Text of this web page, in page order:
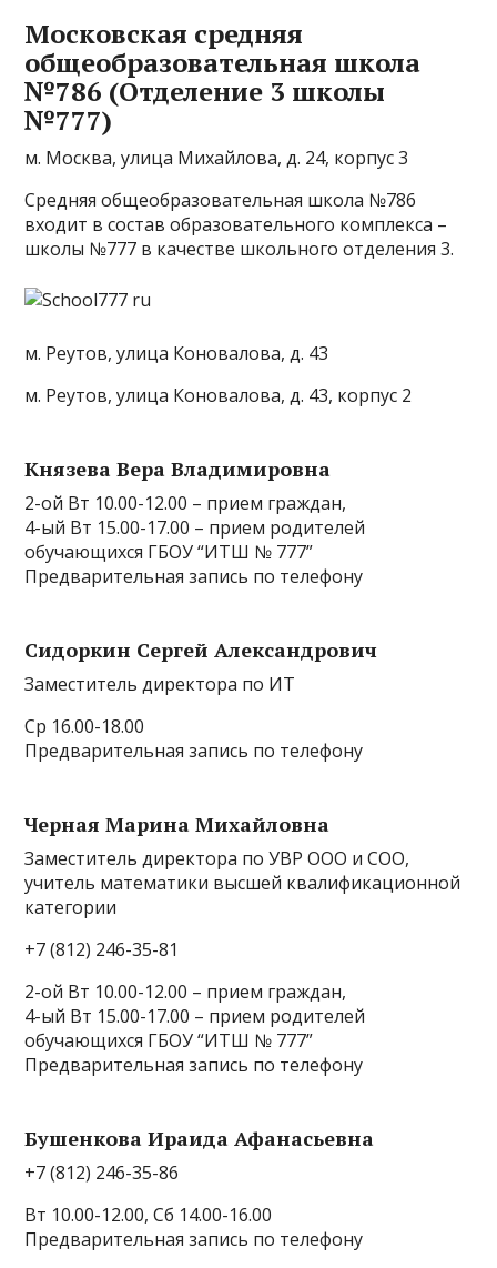
Московская средняя
общеобразовательная школа
№786 (Отделение 3 школы
№777)
м. Москва, улица Михайлова, д. 24, корпус 3
Средняя общеобразовательная школа №786
входит в состав образовательного комплекса –
школы №777 в качестве школьного отделения 3.
м. Реутов, улица Коновалова, д. 43
м. Реутов, улица Коновалова, д. 43, корпус 2
Князева Вера Владимировна
2-ой Вт 10.00-12.00 – прием граждан,
4-ый Вт 15.00-17.00 – прием родителей
обучающихся ГБОУ “ИТШ № 777”
Предварительная запись по телефону
Сидоркин Сергей Александрович
Заместитель директора по ИТ
Ср 16.00-18.00
Предварительная запись по телефону
Черная Марина Михайловна
Заместитель директора по УВР ООО и СОО,
учитель математики высшей квалификационной
категории
+7 (812) 246-35-81
2-ой Вт 10.00-12.00 – прием граждан,
4-ый Вт 15.00-17.00 – прием родителей
обучающихся ГБОУ “ИТШ № 777”
Предварительная запись по телефону
Бушенкова Ираида Афанасьевна
+7 (812) 246-35-86
Вт 10.00-12.00, Сб 14.00-16.00
Предварительная запись по телефону